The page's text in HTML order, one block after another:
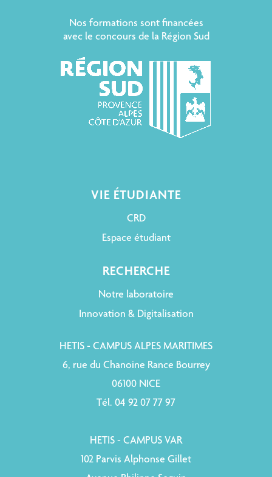
Nos formations sont financées
avec le concours de la Région Sud
VIE ÉTUDIANTE
CRD
Espace étudiant
RECHERCHE
Notre laboratoire
Innovation & Digitalisation
HETIS - CAMPUS ALPES MARITIMES
6, rue du Chanoine Rance Bourrey
06100 NICE
Tél. 04 92 07 77 97
HETIS - CAMPUS VAR
102 Parvis Alphonse Gillet